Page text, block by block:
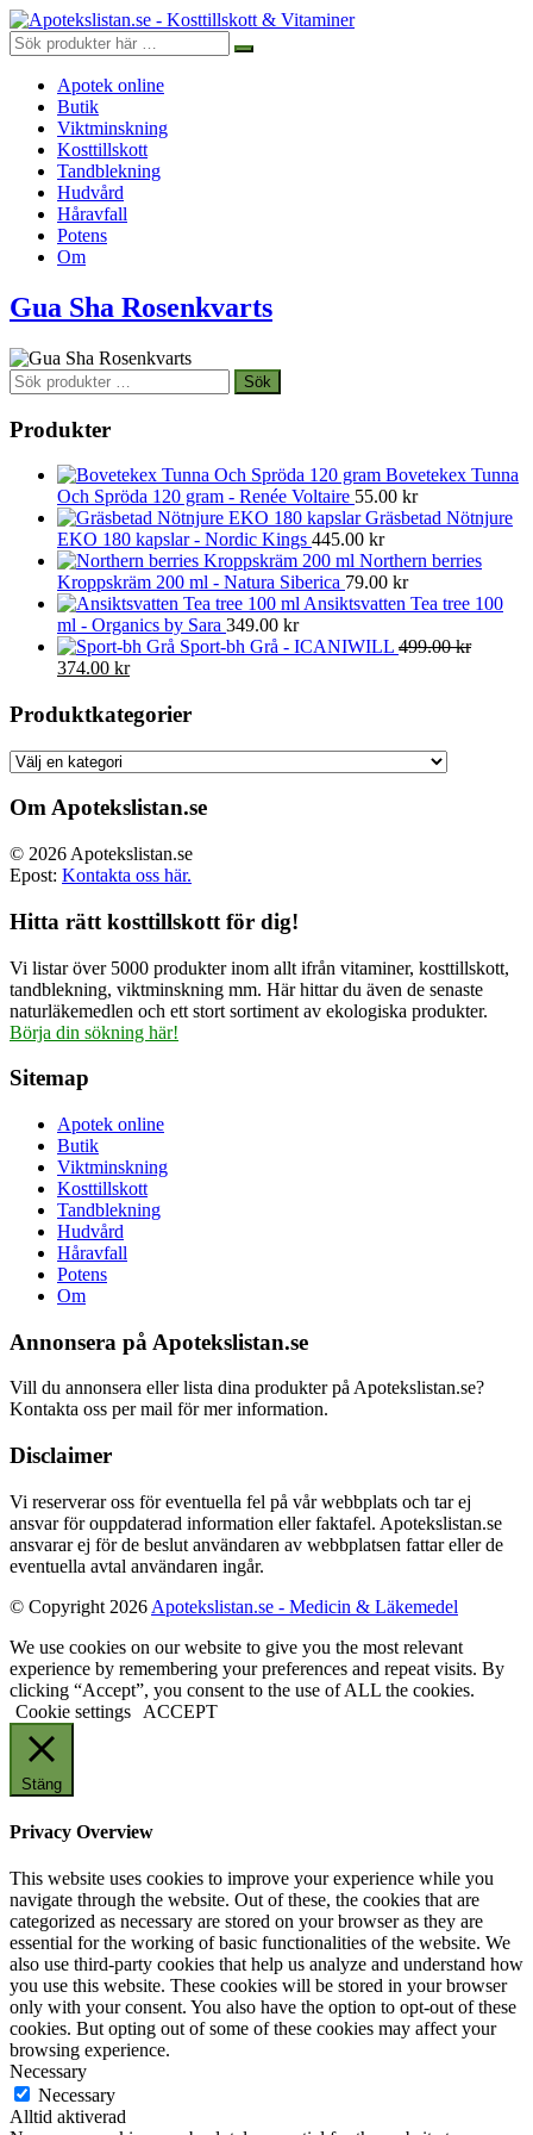
Apotek online
Butik
Viktminskning
Kosttillskott
Tandblekning
Hudvård
Håravfall
Potens
Om
Gua Sha Rosenkvarts
Sök
efter:
Sök
Produkter
Bovetekex Tunna
Och Spröda 120 gram - Renée Voltaire 55.00 kr
Gräsbetad Nötnjure
EKO 180 kapslar - Nordic Kings 445.00 kr
Northern berries
Kroppskräm 200 ml - Natura Siberica 79.00 kr
Ansiktsvatten Tea tree 100
ml - Organics by Sara 349.00 kr
Sport-bh Grå - ICANIWILL 499.00kr
Det
priset
499.00 kr.
374.00 krDet
priset
är:
374.00 kr.
Produktkategorier
Om Apotekslistan.se
© 2026 Apotekslistan.se
Epost: Kontakta oss här.
Hitta rätt kosttillskott för dig!
Vi listar över 5000 produkter inom allt ifrån vitaminer, kosttillskott,
tandblekning, viktminskning mm. Här hittar du även de senaste
naturläkemedlen och ett stort sortiment av ekologiska produkter.
Börja din sökning här!
Sitemap
Apotek online
Butik
Viktminskning
Kosttillskott
Tandblekning
Hudvård
Håravfall
Potens
Om
Annonsera på Apotekslistan.se
Vill du annonsera eller lista dina produkter på Apotekslistan.se?
Kontakta oss per mail för mer information.
Disclaimer
Vi reserverar oss för eventuella fel på vår webbplats och tar ej
ansvar för ouppdaterad information eller faktafel. Apotekslistan.se
ansvarar ej för de beslut användaren av webbplatsen fattar eller de
eventuella avtal användaren ingår.
© Copyright 2026 Apotekslistan.se - Medicin & Läkemedel
We use cookies on our website to give you the most relevant
experience by remembering your preferences and repeat visits. By
clicking “Accept”, you consent to the use of ALL the cookies.
Cookie settings
ACCEPT
Stäng
Privacy Overview
This website uses cookies to improve your experience while you
navigate through the website. Out of these, the cookies that are
categorized as necessary are stored on your browser as they are
essential for the working of basic functionalities of the website. We
also use third-party cookies that help us analyze and understand how
you use this website. These cookies will be stored in your browser
only with your consent. You also have the option to opt-out of these
cookies. But opting out of some of these cookies may affect your
browsing experience.
Necessary
Necessary
Alltid aktiverad